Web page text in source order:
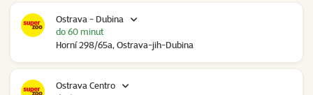
Ostrava - Dubina
Horní 298/65a, Ostrava-jih-Dubina
do 60 minut
Ostrava Centro